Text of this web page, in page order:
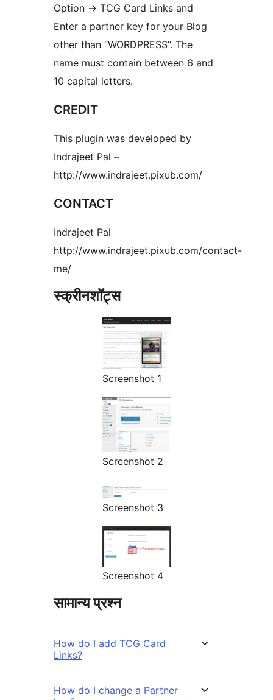
Option -> TCG Card Links and
Enter a partner key for your Blog
other than “WORDPRESS”. The
name must contain between 6 and
10 capital letters.
CREDIT
This plugin was developed by
Indrajeet Pal –
http://www.indrajeet.pixub.com/
CONTACT
Indrajeet Pal
http://www.indrajeet.pixub.com/contact-
me/
स्क्रीनशॉट्स
Screenshot 1
Screenshot 2
Screenshot 3
Screenshot 4
सामान्य प्रश्न
How do I add TCG Card
Links?
How do I change a Partner